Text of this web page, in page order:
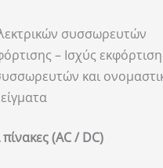
συσσωρευτών
– Ισχύς
και
(AC / DC)